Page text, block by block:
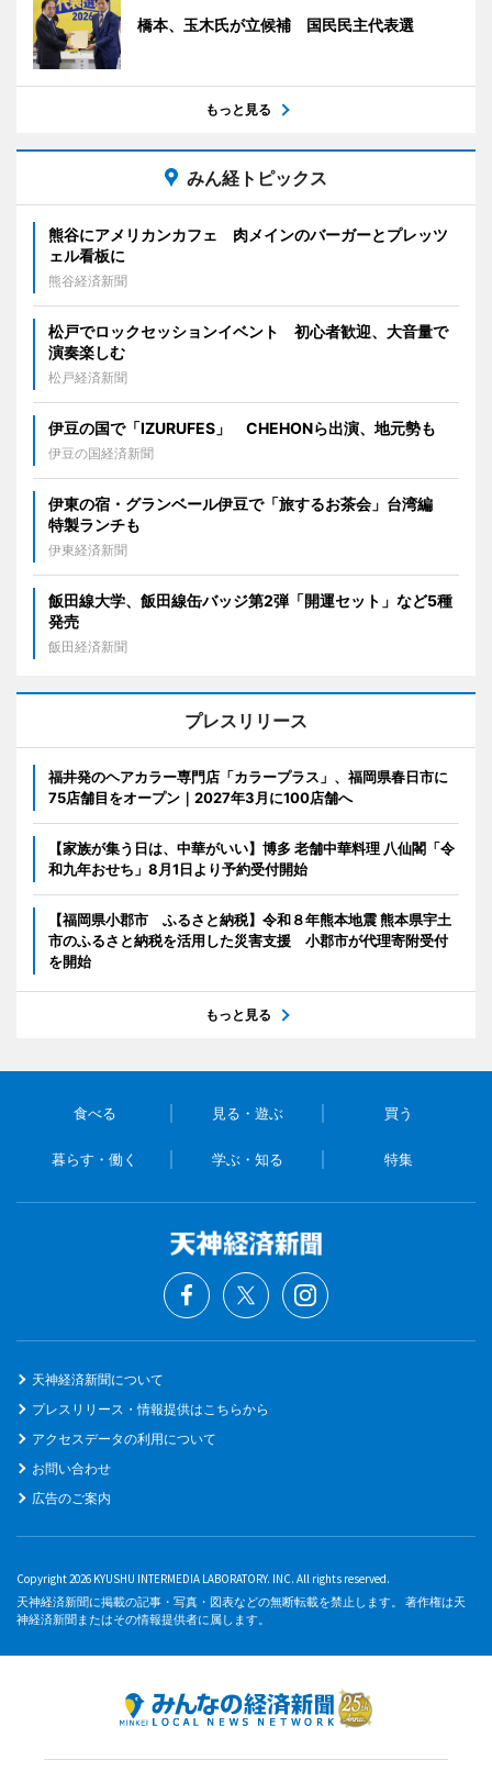
橋本、玉木氏が立候補 国民民主代表選
もっと見る
みん経トピックス
熊谷にアメリカンカフェ 肉メインのバーガーとプレッツ
ェル看板に
熊谷経済新聞
松戸でロックセッションイベント 初心者歓迎、大音量で
演奏楽しむ
松戸経済新聞
伊豆の国で「IZURUFES」 CHEHONら出演、地元勢も
伊豆の国経済新聞
伊東の宿・グランベール伊豆で「旅するお茶会」台湾編
特製ランチも
伊東経済新聞
飯田線大学、飯田線缶バッジ第2弾「開運セット」など5種
発売
飯田経済新聞
プレスリリース
福井発のヘアカラー専門店「カラープラス」、福岡県春日市に
75店舗目をオープン｜2027年3月に100店舗へ
【家族が集う日は、中華がいい】博多 老舗中華料理 八仙閣「令
和九年おせち」8月1日より予約受付開始
【福岡県小郡市 ふるさと納税】令和８年熊本地震 熊本県宇土
市のふるさと納税を活用した災害支援 小郡市が代理寄附受付
を開始
もっと見る
食べる 見る・遊ぶ 買う
暮らす・働く 学ぶ・知る 特集
天神経済新聞について
プレスリリース・情報提供はこちらから
アクセスデータの利用について
お問い合わせ
広告のご案内
Copyright 2026 KYUSHU INTERMEDIA LABORATORY. INC. All rights reserved.
天神経済新聞に掲載の記事・写真・図表などの無断転載を禁止します。 著作権は天
神経済新聞またはその情報提供者に属します。